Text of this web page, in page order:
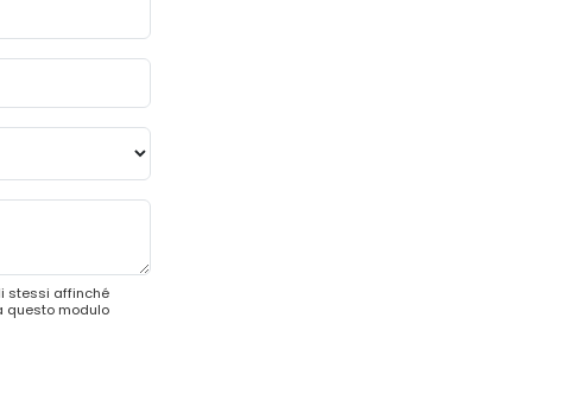
stessi affinché
questo modulo